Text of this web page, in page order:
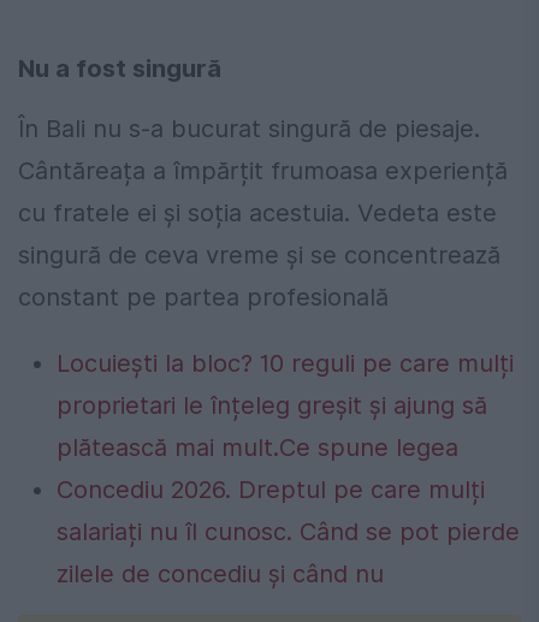
Nu a fost singură
În Bali nu s-a bucurat singură de piesaje.
Cântăreața a împărțit frumoasa experiență
cu fratele ei și soția acestuia. Vedeta este
singură de ceva vreme și se concentrează
constant pe partea profesională
Locuiești la bloc? 10 reguli pe care mulți
proprietari le înțeleg greșit și ajung să
plătească mai mult.Ce spune legea
Concediu 2026. Dreptul pe care mulți
salariați nu îl cunosc. Când se pot pierde
zilele de concediu și când nu